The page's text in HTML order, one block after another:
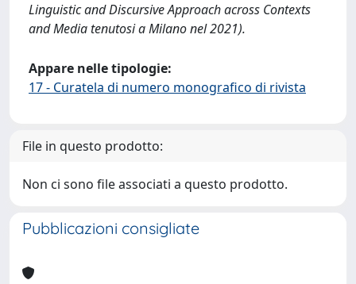
Linguistic and Discursive Approach across Contexts
and Media tenutosi a Milano nel 2021).
Appare nelle tipologie:
17 - Curatela di numero monografico di rivista
File in questo prodotto:
Non ci sono file associati a questo prodotto.
Pubblicazioni consigliate